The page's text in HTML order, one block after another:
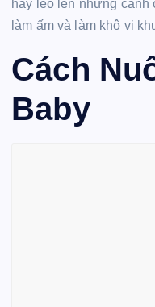
hay leo lên những cành
làm ấm và làm khô vi
Cách
Baby